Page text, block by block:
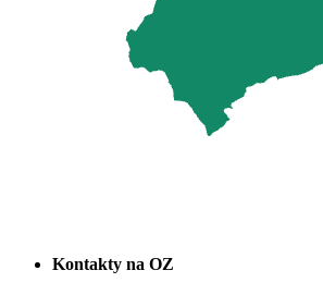
Kontakty na OZ